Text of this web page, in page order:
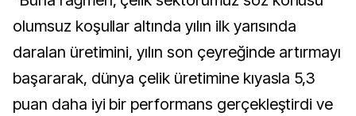
olumsuz koşullar altında yılın ilk yarısında
daralan üretimini, yılın son çeyreğinde artırmayı
başararak, dünya çelik üretimine kıyasla 5,3
puan daha iyi bir performans gerçekleştirdi ve